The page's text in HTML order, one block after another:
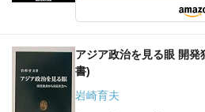
アジア政治を見る眼 開
書)
岩崎育夫